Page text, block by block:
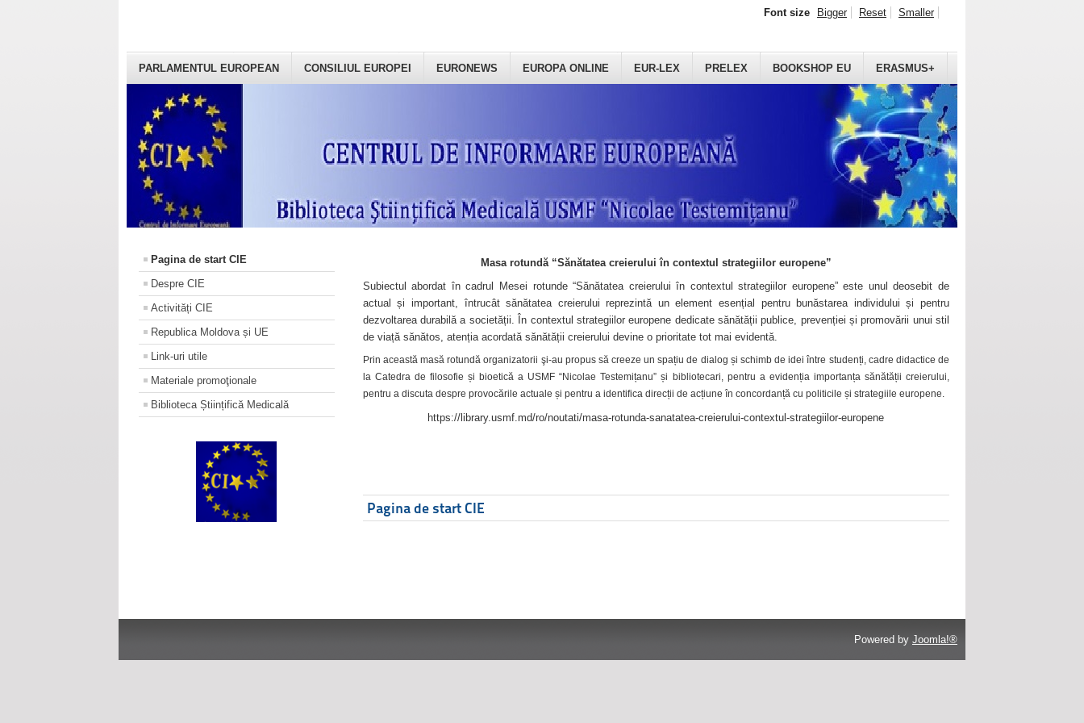
PARLAMENTUL EUROPEAN CONSILIUL EUROPEI EURONEWS EUROPA ONLINE EUR-LEX PRELEX BOOKSHOP EU ERASMUS+
Font size Bigger Reset Smaller
Pagina de start CIE
Despre CIE
Activități CIE
Republica Moldova și UE
Link-uri utile
Materiale promoţionale
Biblioteca Științifică Medicală
Masa rotundă “Sănătatea creierului în contextul strategiilor europene”
Subiectul abordat în cadrul Mesei rotunde “Sănătatea creierului în contextul strategiilor europene” este unul deosebit de
actual și important, întrucât sănătatea creierului reprezintă un element esențial pentru bunăstarea individului și pentru
dezvoltarea durabilă a societății. În contextul strategiilor europene dedicate sănătății publice, prevenției și promovării unui stil
de viață sănătos, atenția acordată sănătății creierului devine o prioritate tot mai evidentă.
Prin această masă rotundă organizatorii şi-au propus să creeze un spațiu de dialog și schimb de idei între studenți, cadre didactice de
la Catedra de filosofie și bioetică a USMF “Nicolae Testemițanu” și bibliotecari, pentru a evidenția importanța sănătății creierului,
pentru a discuta despre provocările actuale și pentru a identifica direcții de acțiune în concordanță cu politicile și strategiile europene.
https://library.usmf.md/ro/noutati/masa-rotunda-sanatatea-creierului-contextul-strategiilor-europene
Pagina de start CIE
Powered by Joomla!®